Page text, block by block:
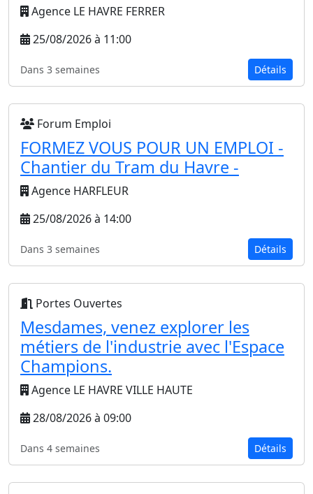
Agence LE HAVRE FERRER
25/08/2026 à 11:00
Dans 3 semaines Détails
Forum Emploi
FORMEZ VOUS POUR UN EMPLOI -
Chantier du Tram du Havre -
Agence HARFLEUR
25/08/2026 à 14:00
Dans 3 semaines Détails
Portes Ouvertes
Mesdames, venez explorer les
métiers de l'industrie avec l'Espace
Champions.
Agence LE HAVRE VILLE HAUTE
28/08/2026 à 09:00
Dans 4 semaines Détails